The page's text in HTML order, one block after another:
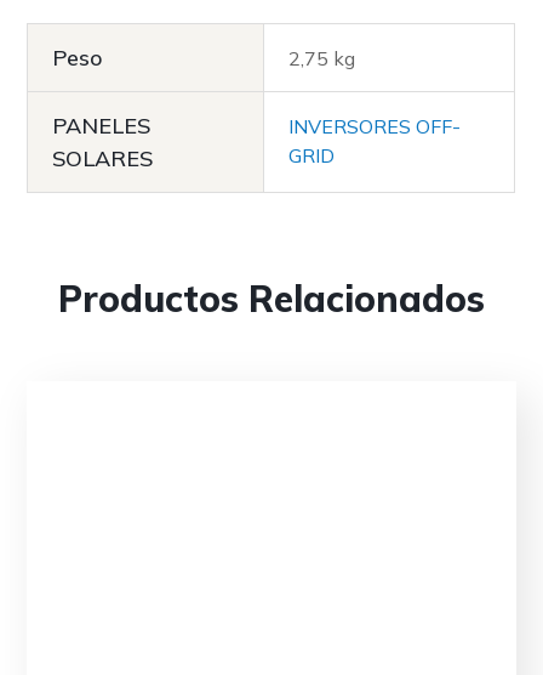
Peso 2,75 kg
PANELES
SOLARES
INVERSORES OFF-
GRID
Productos Relacionados